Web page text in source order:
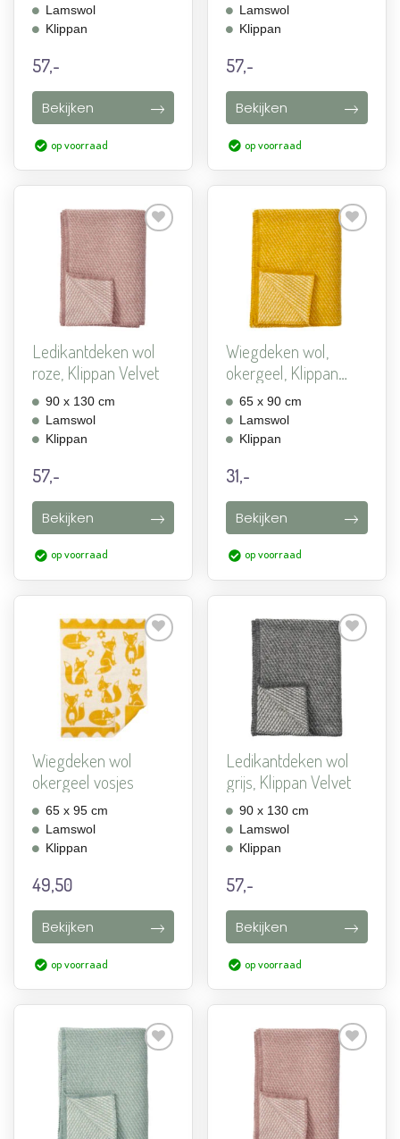
Lamswol
Klippan
57,-
Bekijken
op voorraad
Lamswol
Klippan
57,-
Bekijken
op voorraad
Aan
verlanglijst
toevoegen
Ledikantdeken wol
roze, Klippan Velvet
90 x 130 cm
Lamswol
Klippan
57,-
Bekijken
op voorraad
Aan
verlanglijst
toevoegen
Wiegdeken wol,
okergeel, Klippan
Velvet
65 x 90 cm
Lamswol
Klippan
31,-
Bekijken
op voorraad
Aan
verlanglijst
toevoegen
Wiegdeken wol
okergeel vosjes
65 x 95 cm
Lamswol
Klippan
49,50
Bekijken
op voorraad
Aan
verlanglijst
toevoegen
Ledikantdeken wol
grijs, Klippan Velvet
90 x 130 cm
Lamswol
Klippan
57,-
Bekijken
op voorraad
Aan
verlanglijst
toevoegen
Aan
verlanglijst
toevoegen